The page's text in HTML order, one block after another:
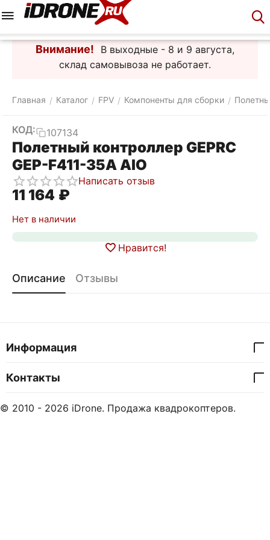
Внимание!
В выходные - 8 и 9 августа,
склад самовывоза не работает.
Главная / Каталог / FPV / Компоненты для сборки /
КОД: 107134
Полетный контроллер GEPRC
GEP-F411-35A AIO
Написать отзыв
11 164 ₽
Нет в наличии
Нравится!
Описание Отзывы
Информация
Контакты
© 2010 - 2026 iDrone. Продажа квадрокоптеров.
Корзина